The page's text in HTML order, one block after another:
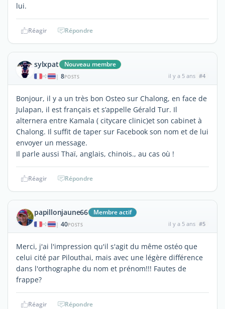
lui.
Réagir Répondre
sylxpat Nouveau membre
| 8POSTS il y a 5 ans #4
Bonjour, il y a un très bon Osteo sur Chalong, en face de
Julapan, il est français et s’appelle Gérald Tur. Il
alternera entre Kamala ( citycare clinic)et son cabinet à
Chalong. Il suffit de taper sur Facebook son nom et de lui
envoyer un message.
Il parle aussi Thaï, anglais, chinois., au cas où !
Réagir Répondre
papillonjaune66 Membre actif
| 40POSTS il y a 5 ans #5
Merci, j'ai l'impression qu'il s'agit du même ostéo que
celui cité par Pilouthai, mais avec une légère différence
dans l'orthographe du nom et prénom!!! Fautes de
frappe?
Réagir Répondre